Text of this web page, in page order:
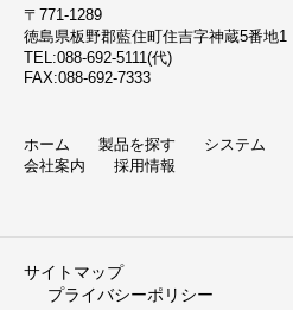
〒771-1289
徳島県板野郡藍住町住吉字神蔵5番地1
TEL:088-692-5111(代)
FAX:088-692-7333
ホーム 製品を探す システム
会社案内
採用情報
サイトマップ
プライバシーポリシー